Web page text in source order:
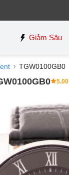
Giảm Sâu
TGW0100GB0
5.00